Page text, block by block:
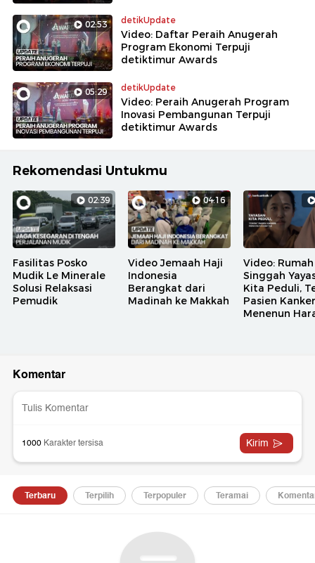
02:53 detikUpdate
Video: Daftar Peraih Anugerah
Program Ekonomi Terpuji
detiktimur Awards
05:29 detikUpdate
Video: Peraih Anugerah Program
Inovasi Pembangunan Terpuji
detiktimur Awards
Rekomendasi Untukmu
02:39
Fasilitas Posko
Mudik Le Minerale
Solusi Relaksasi
Pemudik
04:16
Video Jemaah Haji
Indonesia
Berangkat dari
Madinah ke Makkah
Video: Rumah
Singgah
Kita Peduli,
Pasien Kanker
Menenun